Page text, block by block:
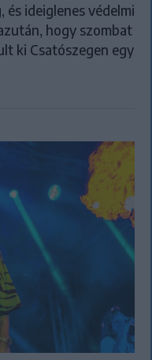
ideiglenes védelmi
hogy szombat
ki Csatószegen egy